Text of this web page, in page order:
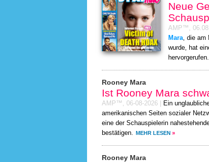
Neue
AMP™,
Mara, die am
wurde, hat
hervorgerufen.
Rooney Mara
Ist Rooney Mara
AMP™, 06-08-2026
Ein
amerikanischen Seiten sozialer
eine der Schauspielerin
bestätigen. MEHR LESEN »
Rooney Mara